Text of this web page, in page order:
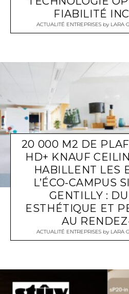
FIABILITÉ
ACTUALITÉ ENTREPRISESby LARA
20 000 M2 DE
HD+ KNAUF
HABILLENT LES
L’ÉCO-CAMPUS
GENTILLY :
ESTHÉTIQUE ET
AU
ACTUALITÉ ENTREPRISESby LARA